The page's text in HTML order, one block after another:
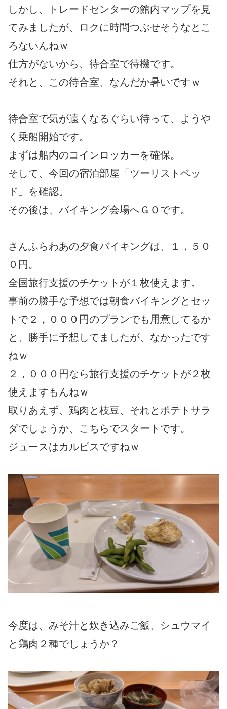
しかし、トレードセンターの館内マップを見
てみましたが、ロクに時間つぶせそうなとこ
ろないんねｗ
仕方がないから、待合室で待機です。
それと、この待合室、なんだか暑いですｗ
待合室で気が遠くなるぐらい待って、ようや
く乗船開始です。
まずは船内のコインロッカーを確保。
そして、今回の宿泊部屋「ツーリストベッ
ド」を確認。
その後は、バイキング会場へＧＯです。
さんふらわあの夕食バイキングは、１，５０
０円。
全国旅行支援のチケットが１枚使えます。
事前の勝手な予想では朝食バイキングとセッ
トで２，０００円のプランでも用意してるか
と、勝手に予想してましたが、なかったです
ねｗ
２，０００円なら旅行支援のチケットが２枚
使えますもんねｗ
取りあえず、鶏肉と枝豆、それとポテトサラ
ダでしょうか、こちらでスタートです。
ジュースはカルピスですねｗ
今度は、みそ汁と炊き込みご飯、シュウマイ
と鶏肉２種でしょうか？